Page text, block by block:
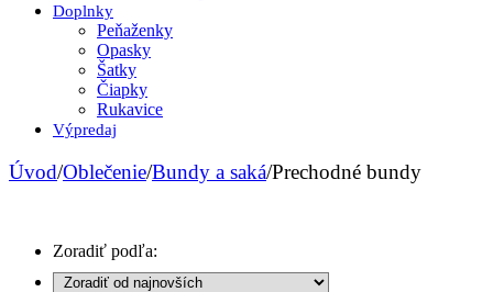
Doplnky
Peňaženky
Opasky
Šatky
Čiapky
Rukavice
Výpredaj
Úvod/Oblečenie/Bundy a saká/Prechodné bundy
Zoradiť podľa: